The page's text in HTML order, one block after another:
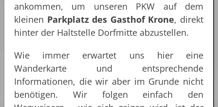
ankommen, um unseren PKW auf dem
kleinen Parkplatz des Gasthof Krone, direkt
hinter der Haltstelle Dorfmitte abzustellen.
Wie immer erwartet uns hier eine
Wanderkarte und entsprechende
Informationen, die wir aber im Grunde nicht
benötigen. Wir folgen einfach den